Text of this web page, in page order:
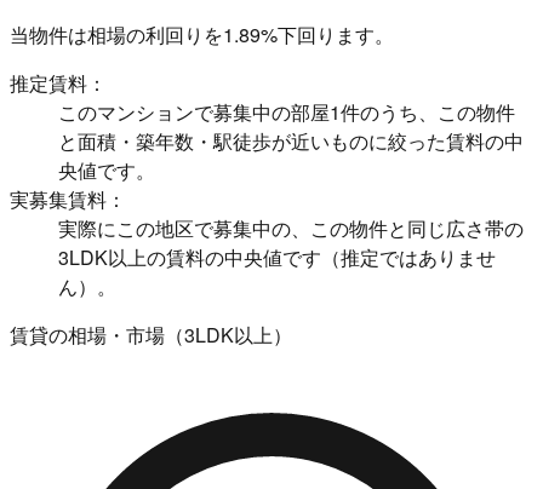
当物件は相場の利回りを1.89%下回ります。
推定賃料：
このマンションで募集中の部屋1件のうち、この物件
と面積・築年数・駅徒歩が近いものに絞った賃料の中
央値です。
実募集賃料：
実際にこの地区で募集中の、この物件と同じ広さ帯の
3LDK以上の賃料の中央値です（推定ではありませ
ん）。
賃貸の相場・市場（3LDK以上）